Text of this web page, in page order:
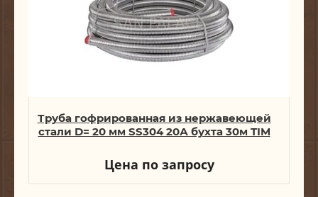
Труба гофрированная из нержавеющей
стали D= 20 мм SS304 20А бухта 30м TIM
Цена по запросу